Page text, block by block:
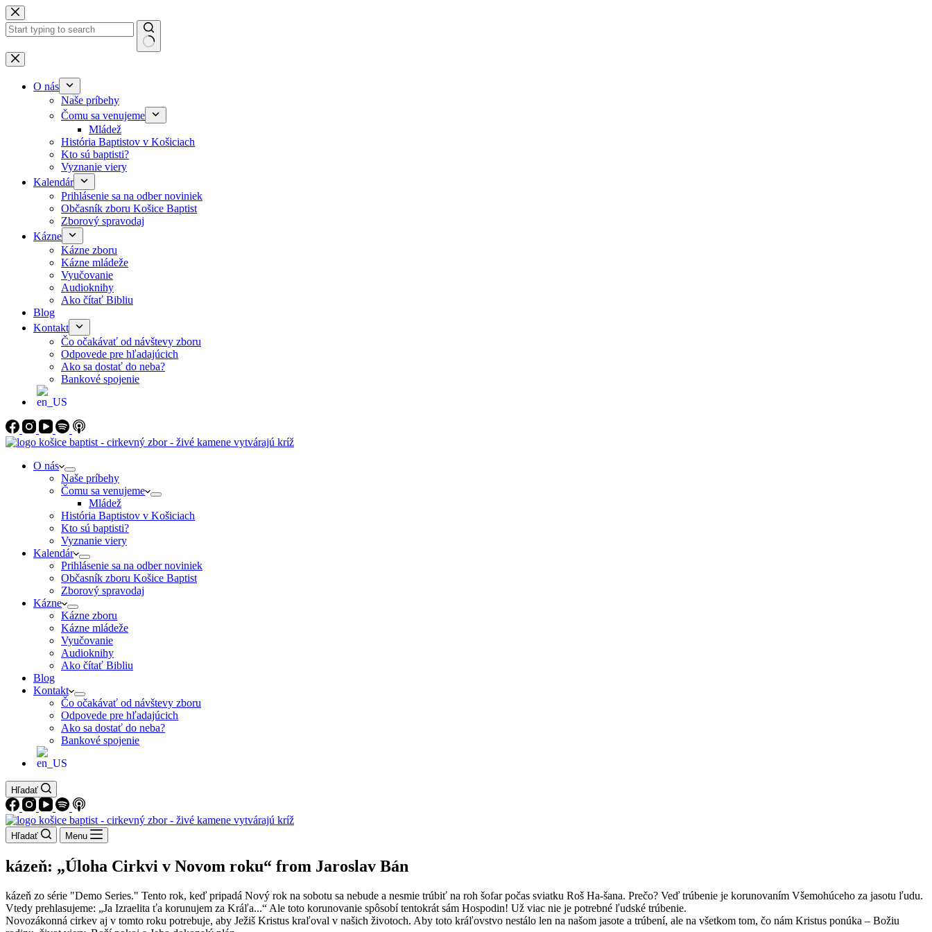
Skip to content
No results
O nás
Naše príbehy
Čomu sa venujeme
Mládež
História Baptistov v Košiciach
Kto sú baptisti?
Vyznanie viery
Kalendár
Prihlásenie sa na odber noviniek
Občasník zboru Košice Baptist
Zborový spravodaj
Kázne
Kázne zboru
Kázne mládeže
Vyučovanie
Audioknihy
Ako čítať Bibliu
Blog
Kontakt
Čo očakávať od návštevy zboru
Odpovede pre hľadajúcich
Ako sa dostať do neba?
Bankové spojenie
O nás
Naše príbehy
Čomu sa venujeme
Mládež
História Baptistov v Košiciach
Kto sú baptisti?
Vyznanie viery
Kalendár
Prihlásenie sa na odber noviniek
Občasník zboru Košice Baptist
Zborový spravodaj
Kázne
Kázne zboru
Kázne mládeže
Vyučovanie
Audioknihy
Ako čítať Bibliu
Blog
Kontakt
Čo očakávať od návštevy zboru
Odpovede pre hľadajúcich
Ako sa dostať do neba?
Bankové spojenie
Hľadať
Hľadať Menu
kázeň: „Úloha Cirkvi v Novom roku“ from Jaroslav Bán
kázeň zo série "Demo Series." Tento rok, keď pripadá Nový rok na sobotu sa nebude a nesmie trúbiť na roh šofar počas sviatku Roš Ha-šana. Prečo? Veď trúbenie je korunovaním Všemohúceho za jasotu ľudu.
Vtedy prehlasujeme: „Ja Izraelita ťa korunujem za Kráľa...“ Ale toto korunovanie spôsobí tentokrát sám Hospodin! Už viac nie je potrebné ľudské trúbenie.
Novozákonná cirkev aj v tomto roku potrebuje, aby Ježiš Kristus kraľoval v našich životoch. Aby toto kráľovstvo nestálo len na našom jasote a trúbení, ale na všetkom tom, čo nám Kristus ponúka – Božiu